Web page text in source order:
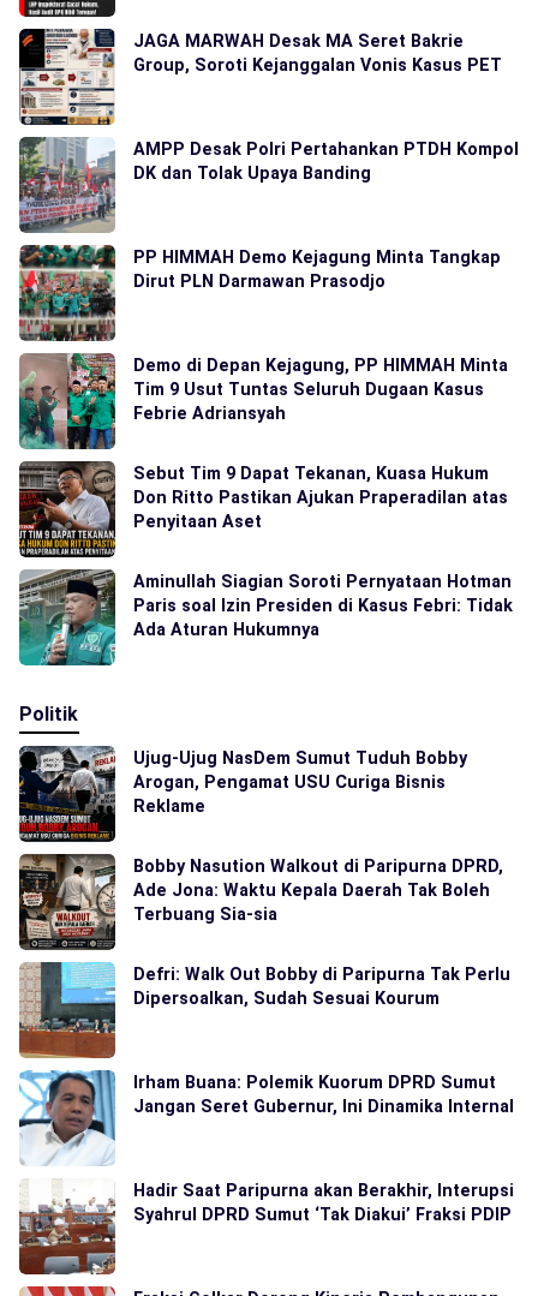
JAGA MARWAH Desak MA Seret Bakrie
Group, Soroti Kejanggalan Vonis Kasus PET
AMPP Desak Polri Pertahankan PTDH Kompol
DK dan Tolak Upaya Banding
PP HIMMAH Demo Kejagung Minta Tangkap
Dirut PLN Darmawan Prasodjo
Demo di Depan Kejagung, PP HIMMAH Minta
Tim 9 Usut Tuntas Seluruh Dugaan Kasus
Febrie Adriansyah
Sebut Tim 9 Dapat Tekanan, Kuasa Hukum
Don Ritto Pastikan Ajukan Praperadilan atas
Penyitaan Aset
Aminullah Siagian Soroti Pernyataan Hotman
Paris soal Izin Presiden di Kasus Febri: Tidak
Ada Aturan Hukumnya
Politik
Ujug-Ujug NasDem Sumut Tuduh Bobby
Arogan, Pengamat USU Curiga Bisnis
Reklame
Bobby Nasution Walkout di Paripurna DPRD,
Ade Jona: Waktu Kepala Daerah Tak Boleh
Terbuang Sia-sia
Defri: Walk Out Bobby di Paripurna Tak Perlu
Dipersoalkan, Sudah Sesuai Kourum
Irham Buana: Polemik Kuorum DPRD Sumut
Jangan Seret Gubernur, Ini Dinamika Internal
Hadir Saat Paripurna akan Berakhir, Interupsi
Syahrul DPRD Sumut ‘Tak Diakui’ Fraksi PDIP